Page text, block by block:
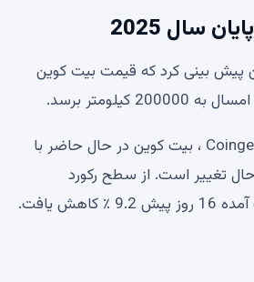
بینی کرد که قیمت بیت کوین
کیلومتر برسد.
براساس داده های Coingecko ، بیت کوین در حال حاضر با
دلار در حال تغییر است. از سطح رکورد